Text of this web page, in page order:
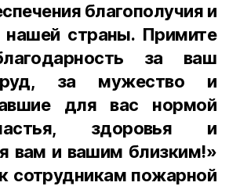
благополучия и
нашей страны. Примите
за ваш
за мужество и
для вас нормой
здоровья и
вам и вашим близким!»
сотрудникам пожарной